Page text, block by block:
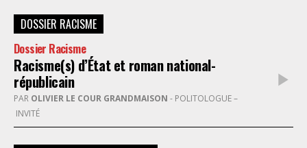
DOSSIER RACISME
Dossier Racisme
Racisme(s) d’État et roman national-
républicain
PAR OLIVIER LE COUR GRANDMAISON
INVITÉ